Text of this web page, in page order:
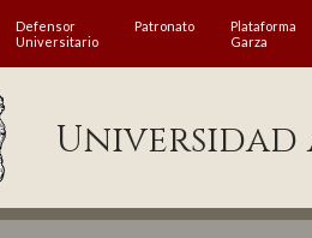
Defensor
Universitario
Patronato
Plataforma
Garza
Universidad